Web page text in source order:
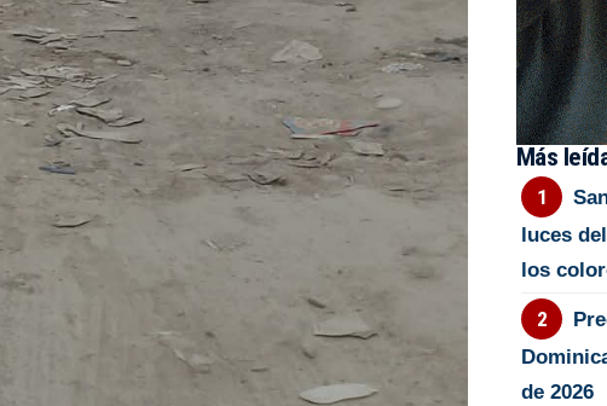
Más
luces
los
de 2026